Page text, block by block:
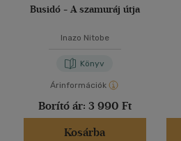
Busidó - A szamuráj útja
Inazo Nitobe
Könyv
Árinformációk
Borító ár: 3 990 Ft
Kosárba